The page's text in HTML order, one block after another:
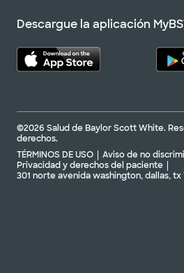
Descargue la aplicación
©2026 Salud de Baylor Scott White.
derechos.
TÉRMINOS DE USO
Aviso de no
Privacidad y derechos del paciente
301 norte avenida washington, dallas, tx